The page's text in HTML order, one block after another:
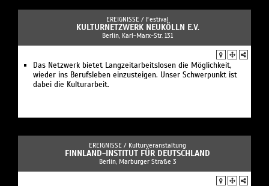
EREIGNISSE / Festival
KULTURNETZWERK NEUKÖLLN E.V.
Berlin, Karl-Marx-Str. 131
Das Netzwerk bietet Langzeitarbeitslosen die Möglichkeit,
wieder ins Berufsleben einzusteigen. Unser Schwerpunkt ist
dabei die Kulturarbeit.
EREIGNISSE / Kulturveranstaltung
FINNLAND-INSTITUT FÜR DEUTSCHLAND
Berlin, Marburger Straße 3